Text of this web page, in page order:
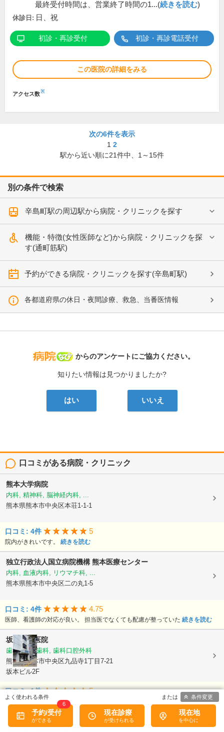
最終受付時間は、営業終了時間の1...(続きを読む)
休診日: 日、祝
初診・再診受付 初診・再診電話受付
この医院の詳細をみる
アクセス数※
次の6件を表示
1 2
駅から近い順に21件中、 1～15件
別の条件で検索
辛島町駅の周辺駅から病院・クリニックを探す
機能・特徴(女性医師など)から病院・クリニックを探
す(通町筋駅)
予約ができる病院・クリニックを探す(辛島町駅)
各都道府県の休日・夜間診療、救急、当番医情報
病院なび
からのアンケートにご協力ください。
知りたい情報は見つかりましたか?
はい いいえ
口コミがある病院・クリニック
熊本大学病院
内科, 精神科, 脳神経内科, ...
熊本県熊本市中央区本荘1-1-1
口コミ: 4件 5
院内がきれいです。 続きを読む
独立行政法人国立病院機構熊本医療センター
内科, 血液内科, リウマチ科, ...
熊本県熊本市中央区二の丸1-5
口コミ: 4件 4.75
医師、看護師の対応が良い。 担当医でなくても配慮が整っていた 続きを読む
坂本歯科医院
歯科, 小児歯科, 歯科口腔外科
熊本県熊本市中央区九品寺1丁目7-21
坂本ビル2F
口コミ: 1件 5
親切、丁寧、納得するまで対応いただきいつも利用してます。 無駄な治療もな
く安心です続きを読む
予約/受付
6
現在診療 現在地
条件変更